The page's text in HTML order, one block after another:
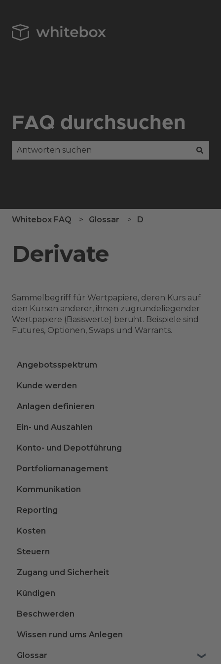
FAQ durchsuchen
Whitebox FAQ Glossar D
Derivate
Sammelbegriff für Wertpapiere, deren Kurs auf
den Kursen anderer, ihnen zugrundeliegender
Wertpapiere (Basiswerte) beruht. Beispiele sind
Futures, Optionen, Swaps und Warrants.
Angebotsspektrum
Kunde werden
Anlagen definieren
Ein- und Auszahlen
Konto- und Depotführung
Portfoliomanagement
Kommunikation
Reporting
Kosten
Steuern
Zugang und Sicherheit
Kündigen
Beschwerden
Wissen rund ums Anlegen
Glossar